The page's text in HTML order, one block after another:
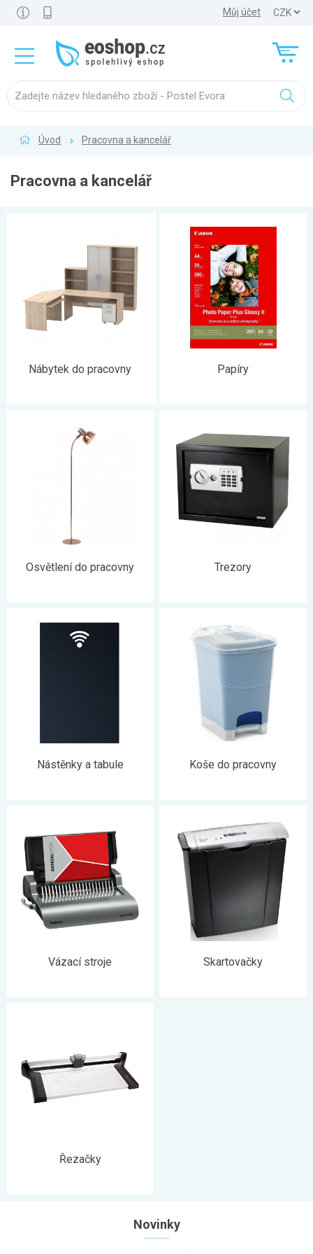
Můj účet
Úvod Pracovna a kancelář
Pracovna a kancelář
Nábytek do pracovny Papíry
Osvětlení do pracovny Trezory
Nástěnky a tabule Koše do pracovny
Vázací stroje Skartovačky
Řezačky
Novinky